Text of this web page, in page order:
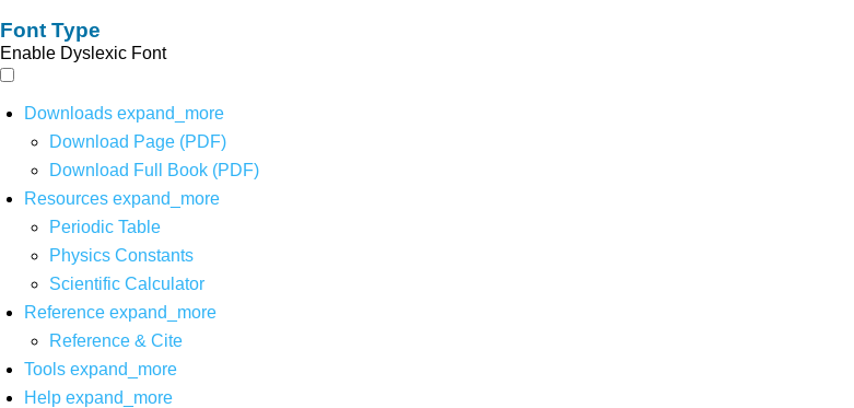
Font Type
Enable Dyslexic Font
Downloads expand_more
Download Page (PDF)
Download Full Book (PDF)
Resources expand_more
Periodic Table
Physics Constants
Scientific Calculator
Reference expand_more
Reference & Cite
Tools expand_more
Help expand_more